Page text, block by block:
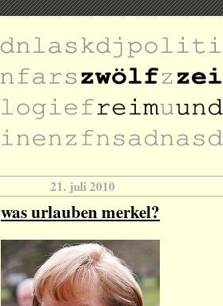
21. juli 2010
was urlauben merkel?